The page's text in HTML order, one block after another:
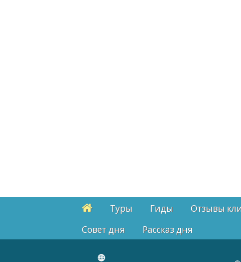
Туры Гиды Отзывы
Cовет дня
Рассказ дня